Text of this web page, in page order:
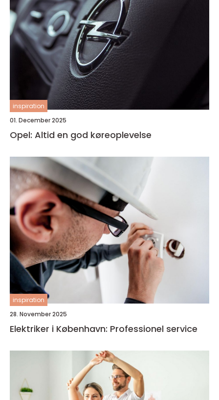
inspiration
01. December 2025
Opel: Altid en god køreoplevelse
inspiration
28. November 2025
Elektriker i København: Professionel service